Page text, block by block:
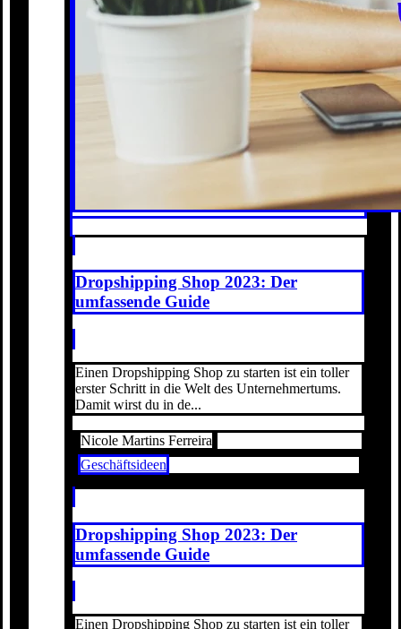
Dropshipping Shop 2023: Der
umfassende Guide
Einen Dropshipping Shop zu starten ist ein toller
erster Schritt in die Welt des Unternehmertums.
Damit wirst du in de...
Nicole Martins Ferreira
Geschäftsideen
Dropshipping Shop 2023: Der
umfassende Guide
Einen Dropshipping Shop zu starten ist ein toller